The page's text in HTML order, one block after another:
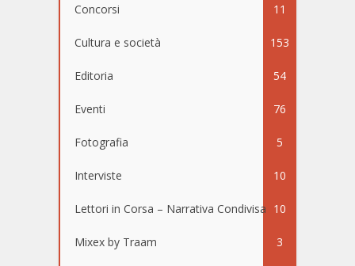
Concorsi 11
Cultura e società 153
Editoria 54
Eventi 76
Fotografia 5
Interviste 10
Lettori in Corsa – Narrativa Condivisa 10
Mixex by Traam 3